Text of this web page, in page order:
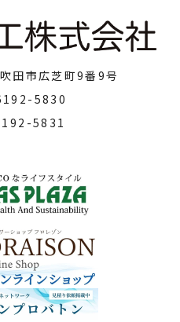
田市広芝町9番9号
5830
5831